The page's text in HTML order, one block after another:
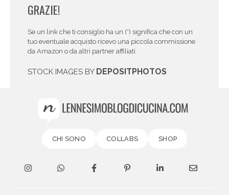
GRAZIE!
Se un link che ti consiglio ha un (*) significa che con un
tuo eventuale acquisto ricevo una piccola commissione
da Amazon o da altri partner affiliati.
STOCK IMAGES BY DEPOSITPHOTOS
CHI SONO COLLABS SHOP